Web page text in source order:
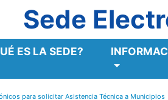
Sede
ES LA SEDE?
para solicitar Asistencia Técnica a Municipios